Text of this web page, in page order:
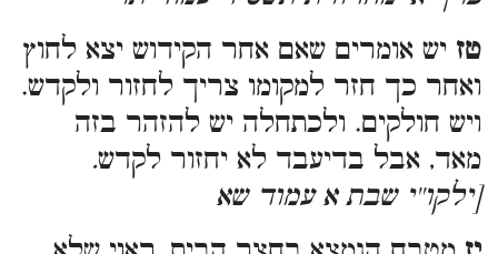
טז יש אומרים שאם אחר הקידוש יצא לחוץ
ואחר כך חזר למקומו צריך לחזור ולקדש.
ויש חולקים. ולכתחלה יש להזהר בזה
מאד, אבל בדיעבד לא יחזור לקדש.
[ילקו''י שבת א עמוד שא